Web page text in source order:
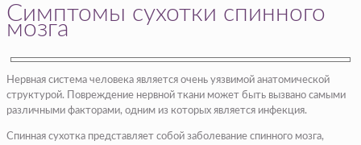
Симптомы сухотки спинного
мозга
Нервная система человека является очень уязвимой анатомической
структурой. Повреждение нервной ткани может быть вызвано самыми
различными факторами, одним из которых является инфекция.
Спинная сухотка представляет собой заболевание спинного мозга,